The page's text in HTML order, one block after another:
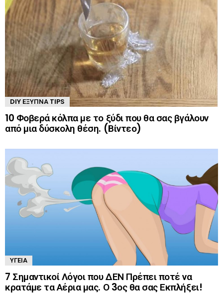
DIY ΈΞΥΠΝΑ TIPS
10 Φοβερά κόλπα με το ξύδι που θα σας βγάλουν
από μια δύσκολη θέση. (Βίντεο)
ΥΓΕΊΑ
7 Σημαντικοί Λόγοι που ΔΕΝ Πρέπει ποτέ να
κρατάμε τα Αέρια μας. Ο 3ος θα σας Εκπλήξει!